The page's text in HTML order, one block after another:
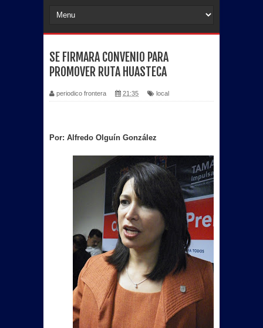
SE FIRMARA CONVENIO PARA
PROMOVER RUTA HUASTECA
periodico frontera 21:35 local
Por: Alfredo Olguín González